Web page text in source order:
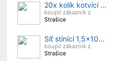
20x kolík kotvící ...
koupil zákazník z
Strašice
Síť stínící 1,5x10...
koupil zákazník z
Strašice